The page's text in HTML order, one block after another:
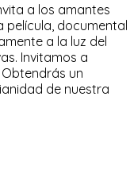
a los amantes
película, documental
a la luz del
Invitamos a
un
de nuestra